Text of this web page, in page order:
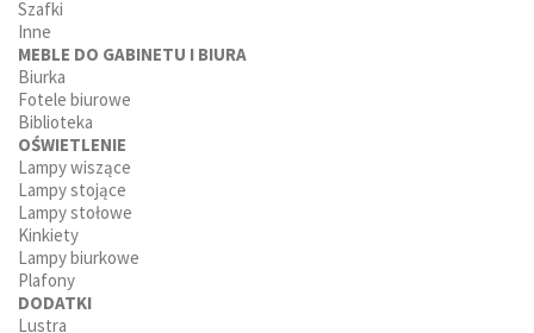
Szafki
Inne
MEBLE DO GABINETU I BIURA
Biurka
Fotele biurowe
Biblioteka
OŚWIETLENIE
Lampy wiszące
Lampy stojące
Lampy stołowe
Kinkiety
Lampy biurkowe
Plafony
DODATKI
Lustra